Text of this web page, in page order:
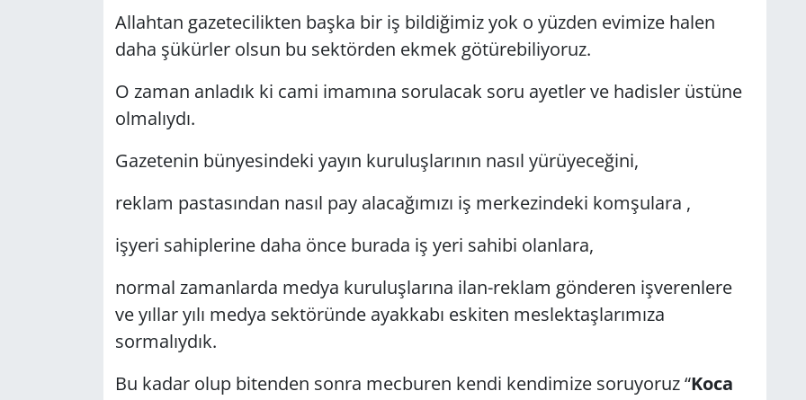
Allahtan gazetecilikten başka bir iş bildiğimiz yok o yüzden evimize halen
daha şükürler olsun bu sektörden ekmek götürebiliyoruz.
O zaman anladık ki cami imamına sorulacak soru ayetler ve hadisler üstüne
olmalıydı.
Gazetenin bünyesindeki yayın kuruluşlarının nasıl yürüyeceğini,
reklam pastasından nasıl pay alacağımızı iş merkezindeki komşulara ,
işyeri sahiplerine daha önce burada iş yeri sahibi olanlara,
normal zamanlarda medya kuruluşlarına ilan-reklam gönderen işverenlere
ve yıllar yılı medya sektöründe ayakkabı eskiten meslektaşlarımıza
sormalıydık.
Bu kadar olup bitenden sonra mecburen kendi kendimize soruyoruz “Koca